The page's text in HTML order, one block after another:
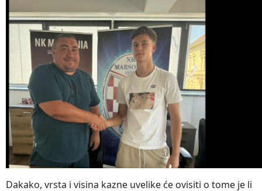
Dakako, vrsta i visina kazne uvelike će ovisiti o tome je li